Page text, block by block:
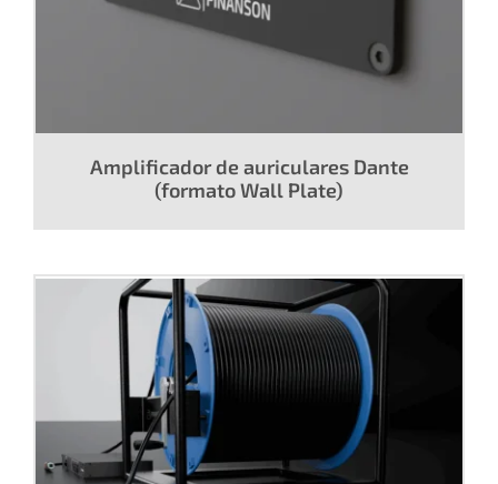
Amplificador de auriculares Dante
(formato Wall Plate)